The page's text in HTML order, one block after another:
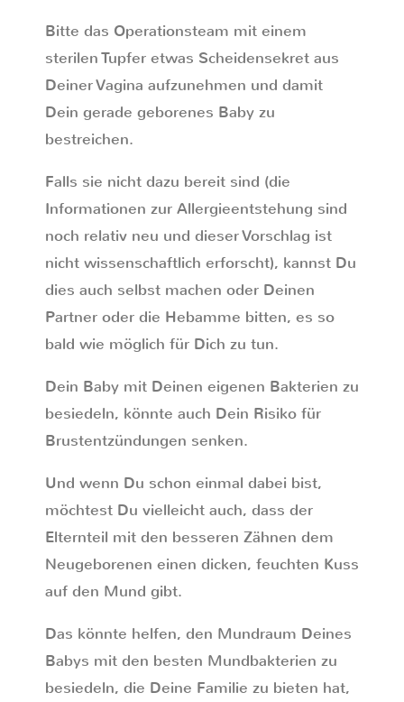
Bitte das Operationsteam mit einem
sterilen Tupfer etwas Scheidensekret aus
Deiner Vagina aufzunehmen und damit
Dein gerade geborenes Baby zu
bestreichen.
Falls sie nicht dazu bereit sind (die
Informationen zur Allergieentstehung sind
noch relativ neu und dieser Vorschlag ist
nicht wissenschaftlich erforscht), kannst Du
dies auch selbst machen oder Deinen
Partner oder die Hebamme bitten, es so
bald wie möglich für Dich zu tun.
Dein Baby mit Deinen eigenen Bakterien zu
besiedeln, könnte auch Dein Risiko für
Brustentzündungen senken.
Und wenn Du schon einmal dabei bist,
möchtest Du vielleicht auch, dass der
Elternteil mit den besseren Zähnen dem
Neugeborenen einen dicken, feuchten Kuss
auf den Mund gibt.
Das könnte helfen, den Mundraum Deines
Babys mit den besten Mundbakterien zu
besiedeln, die Deine Familie zu bieten hat,